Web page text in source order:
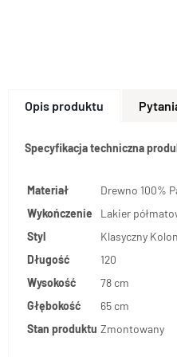
Opis produktu
Specyfikacja techniczna
Materiał
Drewno 100%
Wykończenie
Lakier
Styl
Klasyczny
Długość
120
Wysokość
78 cm
Głębokość
65 cm
Stan produktu Zmontowany